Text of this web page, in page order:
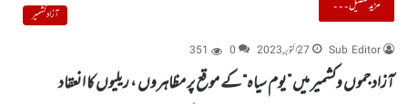
مزید تفصیل۔۔۔
آزاد کشمیر
Sub Editor
27 اکتوبر, 2023 0
351
آزاد جموں وکشمیر میں ”یوم سیاہ“ کے موقع پر مظاہروں ، ریلیوں کا انعقاد